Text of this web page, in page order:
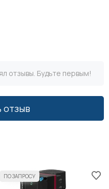
отзывы. Будьте первым!
отзыв